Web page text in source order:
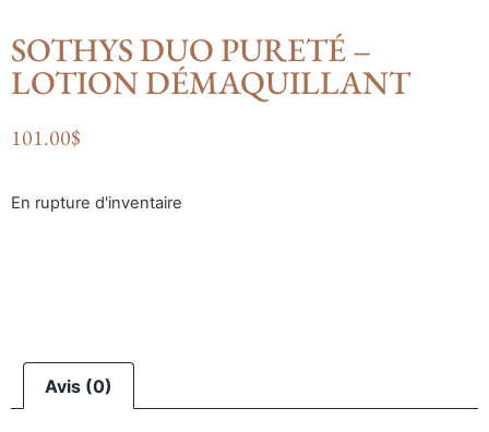
SOTHYS DUO PURETÉ –
LOTION DÉMAQUILLANT
101.00$
En rupture d'inventaire
Avis (0)